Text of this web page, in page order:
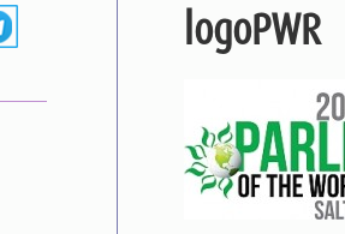
logoPWR